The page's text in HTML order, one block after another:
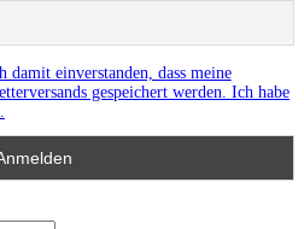
einverstanden, dass meine
gespeichert werden. Ich habe